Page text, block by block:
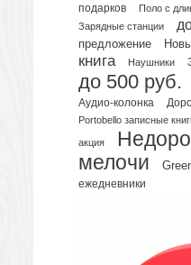
Сумки и
подарков
Поло с
Зарядные станции
предложение
книга
Наушники
до 500 руб.
Аудио-колонка
Portobello записные
акция
мелочи
ежедневники